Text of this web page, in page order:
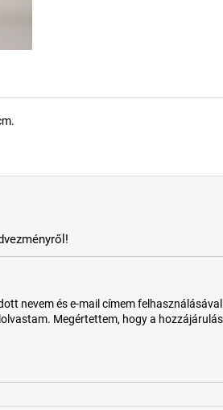
nevem és e-mail címem
Megértettem, hogy a